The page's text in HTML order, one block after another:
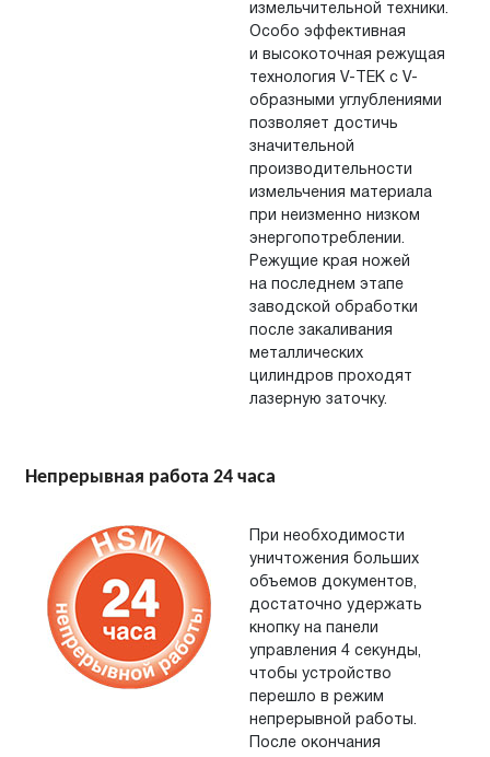
измельчительной техники.
Особо эффективная
и высокоточная режущая
технология V-TEK с V-
образными углублениями
позволяет достичь
значительной
производительности
измельчения материала
при неизменно низком
энергопотреблении.
Режущие края ножей
на последнем этапе
заводской обработки
после закаливания
металлических
цилиндров проходят
лазерную заточку.
Непрерывная работа 24 часа
При необходимости
уничтожения больших
объемов документов,
достаточно удержать
кнопку на панели
управления 4 секунды,
чтобы устройство
перешло в режим
непрерывной работы.
После окончания